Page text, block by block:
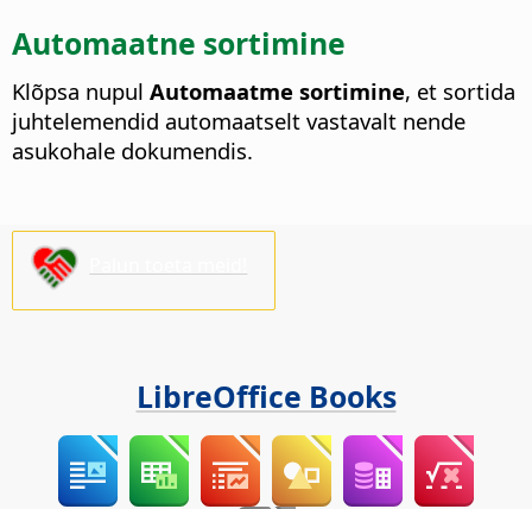
Automaatne sortimine
Klõpsa nupul Automaatme sortimine, et sortida
juhtelemendid automaatselt vastavalt nende
asukohale dokumendis.
LibreOffice Books